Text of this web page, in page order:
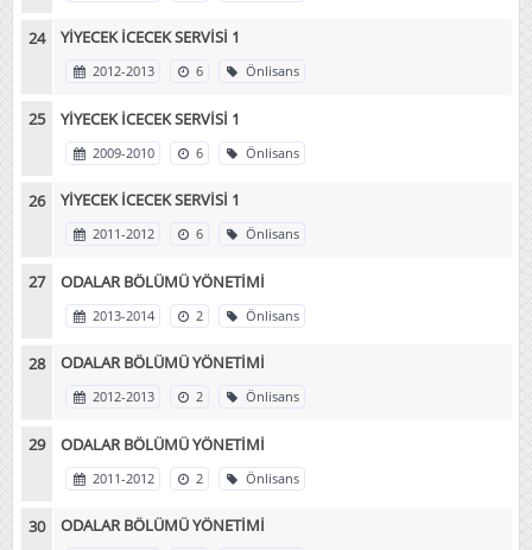
YİYECEK İCECEK SERVİSİ 1
2012-2013 6 Önlisans
YİYECEK İCECEK SERVİSİ 1
2009-2010 6 Önlisans
YİYECEK İCECEK SERVİSİ 1
2011-2012 6 Önlisans
ODALAR BÖLÜMÜ YÖNETİMİ
2013-2014 2 Önlisans
ODALAR BÖLÜMÜ YÖNETİMİ
2012-2013 2 Önlisans
ODALAR BÖLÜMÜ YÖNETİMİ
2011-2012 2 Önlisans
ODALAR BÖLÜMÜ YÖNETİMİ